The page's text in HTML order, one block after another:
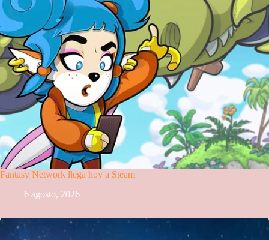
Fantasy Network llega hoy a Steam
6 agosto, 2026